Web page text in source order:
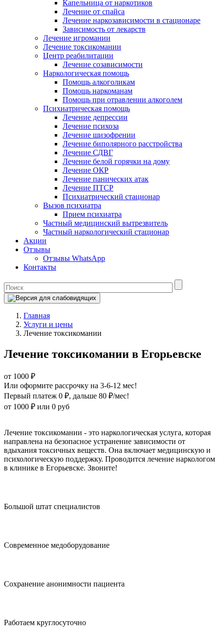
Капельница от наркотиков
Лечение от спайса
Лечение наркозависимости в стационаре
Зависимость от лекарств
Лечение игромании
Лечение токсикомании
Центр реабилитации
Лечение созависимости
Наркологическая помощь
Помощь алкоголикам
Помощь наркоманам
Помощь при отравлении алкоголем
Психиатрическая помощь
Лечение депрессии
Лечение психоза
Лечение шизофрении
Лечение биполярного расстройства
Лечение СДВГ
Лечение белой горячки на дому
Лечение ОКР
Лечение панических атак
Лечение ПТСР
Психиатрический стационар
Вызов психиатра
Прием психиатра
Частный медицинский вытрезвитель
Частный наркологический стационар
Акции
Отзывы
Отзывы WhatsApp
Контакты
Главная
Услуги и цены
Лечение токсикомании
Лечение токсикомании в Егорьевске
от 1000 ₽
Или оформите рассрочку на 3-6-12 мес!
Первый платеж 0 ₽, дальше 80 ₽/мес!
от 1000 ₽ или 0 руб
Лечение токсикомании - это наркологическая услуга, которая
направлена на безопасное устранение зависимости от
вдыхания токсичных веществ. Она включает медицинскую и
психологическую поддержку. Проводится лечение наркологом
в клинике в Егорьевске. Звоните!
Большой штат специалистов
Современное медоборудование
Сохранение анонимности пациента
Работаем круглосуточно